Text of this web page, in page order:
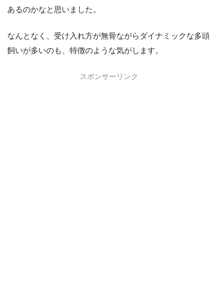
あるのかなと思いました。
なんとなく、受け入れ方が無骨ながらダイナミックな多頭
飼いが多いのも、特徴のような気がします。
スポンサーリンク